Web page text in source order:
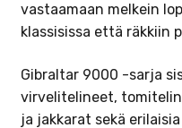
vastaamaan melkein
klassisissa että räkkiin
Gibraltar 9000 -sarja
virvelitelineet,
ja jakkarat sekä